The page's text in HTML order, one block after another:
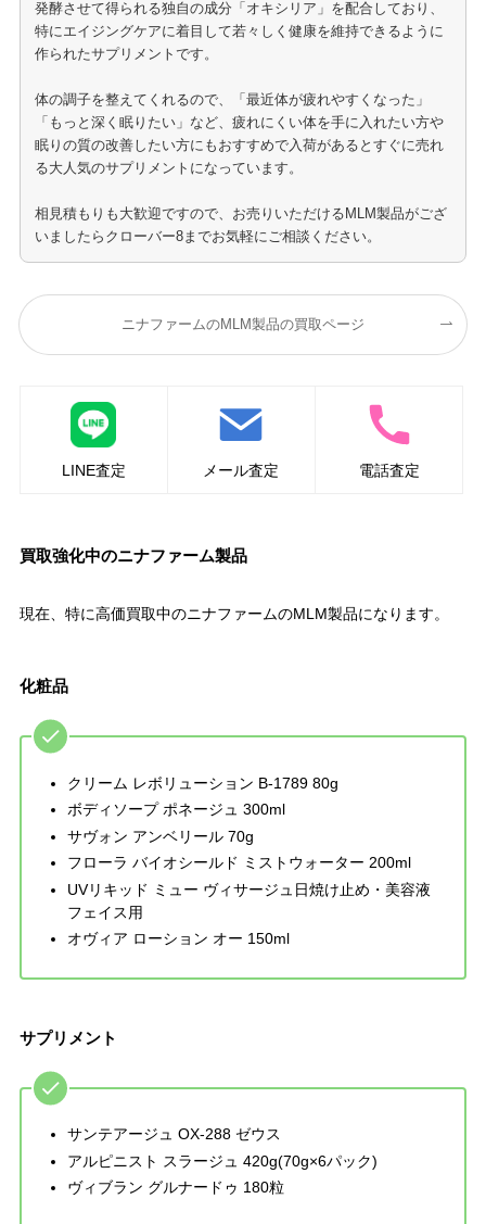
発酵させて得られる独自の成分「オキシリア」を配合しており、
特にエイジングケアに着目して若々しく健康を維持できるように
作られたサプリメントです。
体の調子を整えてくれるので、「最近体が疲れやすくなった」
「もっと深く眠りたい」など、疲れにくい体を手に入れたい方や
眠りの質の改善したい方にもおすすめで入荷があるとすぐに売れ
る大人気のサプリメントになっています。
相見積もりも大歓迎ですので、お売りいただけるMLM製品がござ
いましたらクローバー8までお気軽にご相談ください。
ニナファームのMLM製品の買取ページ
LINE査定 メール査定 電話査定
買取強化中のニナファーム製品
現在、特に高価買取中のニナファームのMLM製品になります。
化粧品
クリーム レボリューション B-1789 80g
ボディソープ ポネージュ 300ml
サヴォン アンベリール 70g
フローラ バイオシールド ミストウォーター 200ml
UVリキッド ミュー ヴィサージュ日焼け止め・美容液
フェイス用
オヴィア ローション オー 150ml
サプリメント
サンテアージュ OX-288 ゼウス
アルピニスト スラージュ 420g(70g×6パック)
ヴィブラン グルナードゥ 180粒